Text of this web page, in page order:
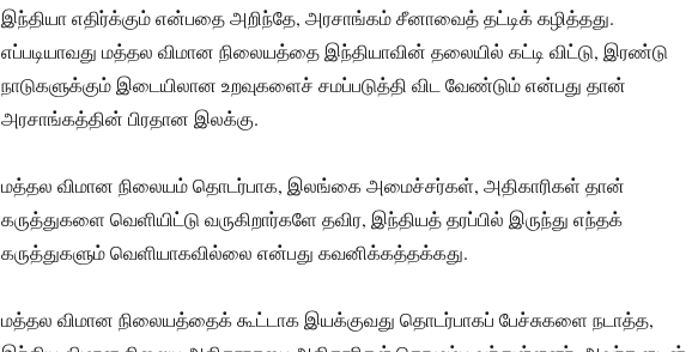
இந்தியா எதிர்க்கும் என்பதை அறிந்தே, அரசாங்கம் சீனாவைத் தட்டிக் கழித்தது.
எப்படியாவது மத்தல விமான நிலையத்தை இந்தியாவின் தலையில் கட்டி விட்டு, இரண்டு
நாடுகளுக்கும் இடையிலான உறவுகளைச் சமப்படுத்தி விட வேண்டும் என்பது தான்
அரசாங்கத்தின் பிரதான இலக்கு.
மத்தல விமான நிலையம் தொடர்பாக, இலங்கை அமைச்சர்கள், அதிகாரிகள் தான்
கருத்துகளை வெளியிட்டு வருகிறார்களே தவிர, இந்தியத் தரப்பில் இருந்து எந்தக்
கருத்துகளும் வெளியாகவில்லை என்பது கவனிக்கத்தக்கது.
மத்தல விமான நிலையத்தைக் கூட்டாக இயக்குவது தொடர்பாகப் பேச்சுகளை நடாத்த,